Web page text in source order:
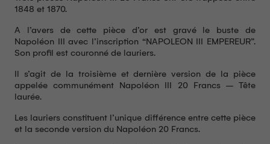
1848 et 1870.
A l’avers de cette pièce d’or est gravé le buste de
Napoléon III avec l’inscription “NAPOLEON III EMPEREUR”.
Son profil est couronné de lauriers.
Il s’agit de la troisième et dernière version de la pièce
appelée communément Napoléon III 20 Francs – Tête
laurée.
Les lauriers constituent l’unique différence entre cette pièce
et la seconde version du Napoléon 20 Francs.